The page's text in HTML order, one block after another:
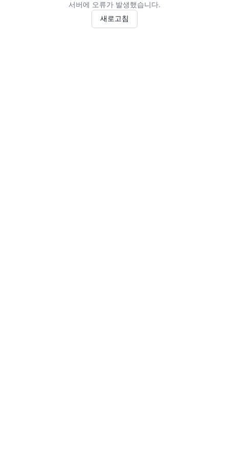
서버에 오류가 발생했습니다.
새로고침